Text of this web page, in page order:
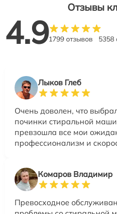
Отзывы
4.91799 отзывов 5358
Лыков Глеб
Очень доволен, что
починки стиральной
превзошла все мои
профессионализм и
Комаров Владимир
Превосходное